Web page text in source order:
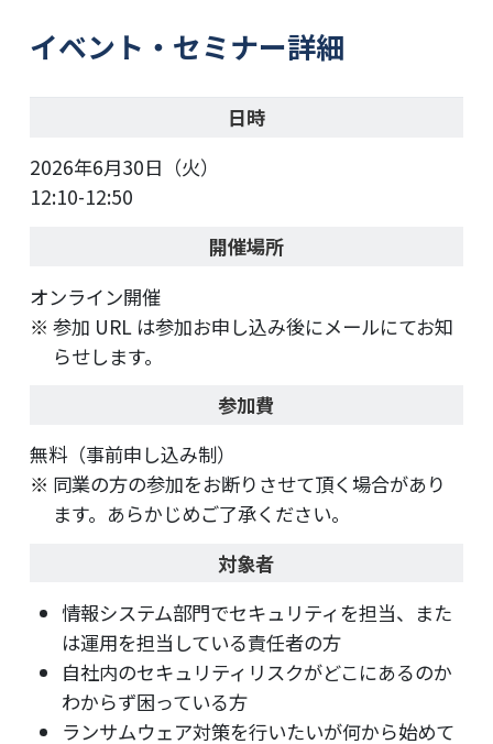
イベント・セミナー詳細
日時
2026年6月30日（火）
12:10-12:50
開催場所
オンライン開催
参加 URL は参加お申し込み後にメールにてお知
らせします。
参加費
無料（事前申し込み制）
同業の方の参加をお断りさせて頂く場合があり
ます。あらかじめご了承ください。
対象者
情報システム部門でセキュリティを担当、また
は運用を担当している責任者の方
自社内のセキュリティリスクがどこにあるのか
わからず困っている方
ランサムウェア対策を行いたいが何から始めて